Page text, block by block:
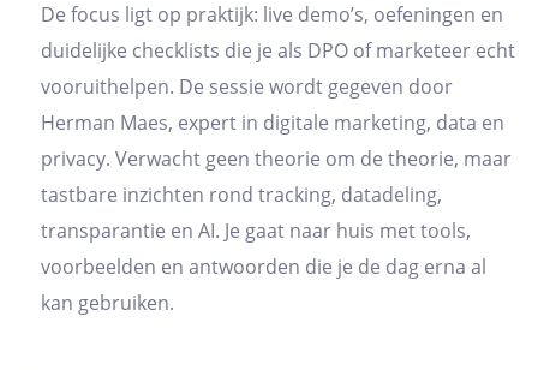
De focus ligt op praktijk: live demo’s, oefeningen en
duidelijke checklists die je als DPO of marketeer echt
vooruithelpen. De sessie wordt gegeven door
Herman Maes, expert in digitale marketing, data en
privacy. Verwacht geen theorie om de theorie, maar
tastbare inzichten rond tracking, datadeling,
transparantie en AI. Je gaat naar huis met tools,
voorbeelden en antwoorden die je de dag erna al
kan gebruiken.